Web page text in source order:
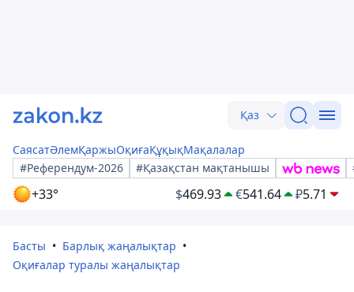
Қаз
СаясатӘлемҚаржыОқиғаҚұқықМақалалар
#Референдум-2026
#Қазақстан мақтанышы
+33° $469.93 €541.64 ₽5.71
Басты
Барлық жаңалықтар
Оқиғалар туралы жаңалықтар